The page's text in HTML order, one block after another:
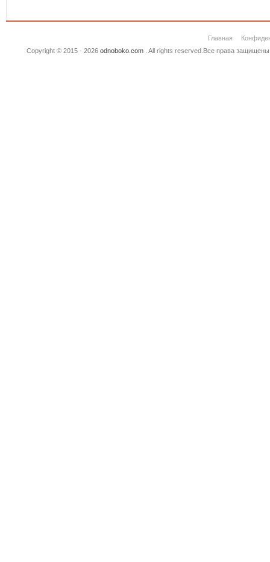
Главная
Copyright © 2015 - 2026 odnoboko.com. All rights reserved.Все права защищены.